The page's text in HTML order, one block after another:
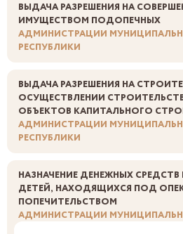
ВЫДАЧА РАЗРЕШЕНИЯ НА
ИМУЩЕСТВОМ ПОДОПЕЧНЫХ
АДМИНИСТРАЦИИ
РЕСПУБЛИКИ
ВЫДАЧА РАЗРЕШЕНИЯ НА
ОСУЩЕСТВЛЕНИИ
ОБЪЕКТОВ КАПИТАЛЬНОГО
АДМИНИСТРАЦИИ
РЕСПУБЛИКИ
НАЗНАЧЕНИЕ ДЕНЕЖНЫХ
ДЕТЕЙ, НАХОДЯЩИХСЯ ПОД
ПОПЕЧИТЕЛЬСТВОМ
АДМИНИСТРАЦИИ